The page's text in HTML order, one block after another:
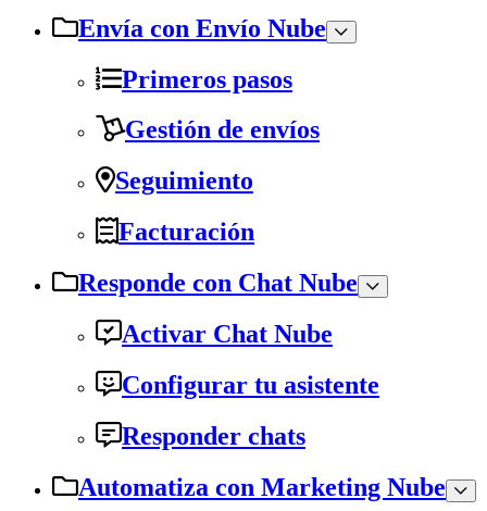
Envía con Envío Nube
Primeros pasos
Gestión de envíos
Seguimiento
Facturación
Responde con Chat Nube
Activar Chat Nube
Configurar tu asistente
Responder chats
Automatiza con Marketing Nube